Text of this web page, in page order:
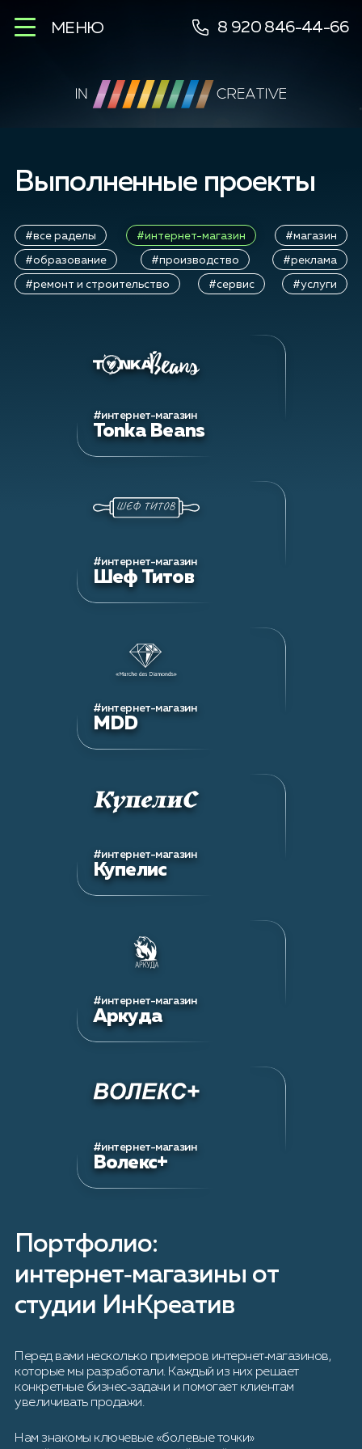
МЕНЮ 8 920 846-44-66
Выполненные проекты
#все раделы #интернет-магазин #магазин
#образование #производство #реклама
#ремонт и строительство #сервис #услуги
#интернет-магазин
Tonka Beans
#интернет-магазин
Шеф Титов
#интернет-магазин
MDD
#интернет-магазин
Купелис
#интернет-магазин
Аркуда
#интернет-магазин
Волекс+
Портфолио:
интернет‑магазины от
студии ИнКреатив
Перед вами несколько примеров интернет‑магазинов,
которые мы разработали. Каждый из них решает
конкретные бизнес‑задачи и помогает клиентам
увеличивать продажи.
Нам знакомы ключевые «болевые точки»